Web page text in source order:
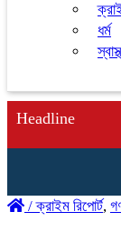
ধর্ম
Headline
/ক্রাইম রিপোর্ট,